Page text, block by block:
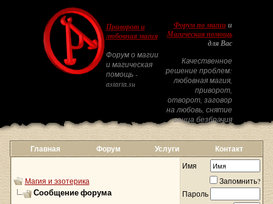
Приворот и
любовная магия
Форум о магии
и магическая
помощь -
astarta.su
Форум по магиии
Магическая помощь
для Вас
Качественное
решение проблем:
любовная магия,
приворот,
отворот, заговор
на любовь, снятие
венца безбрачия
Главная Форум Услуги Контакт
Магия и эзотерика
Сообщение форума
Имя
Запомнить?
Пароль